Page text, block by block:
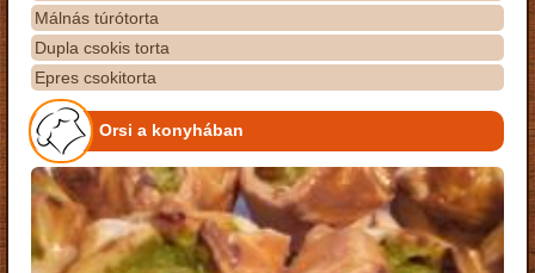
Málnás túrótorta
Dupla csokis torta
Epres csokitorta
Orsi a konyhában